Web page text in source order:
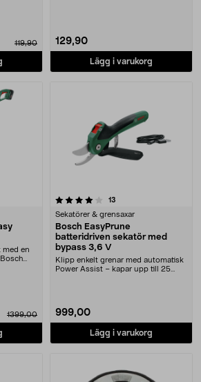
119,90 129,90
Lägg i varukorg
med en
1399,00
13
Sekatörer & grensaxar
Bosch EasyPrune
batteridriven sekatör med
bypass 3,6 V
Klipp enkelt grenar med automatisk
Power Assist – kapar upp till 25
999,00
Lägg i varukorg